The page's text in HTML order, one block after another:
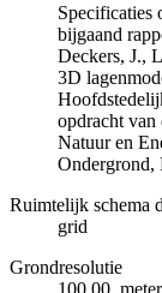
Specificaties
bijgaand
Deckers, J.,
3D
opdracht van
Natuur en
Ondergrond,
Ruimtelijk schema
grid
Grondresolutie
100.00 meter